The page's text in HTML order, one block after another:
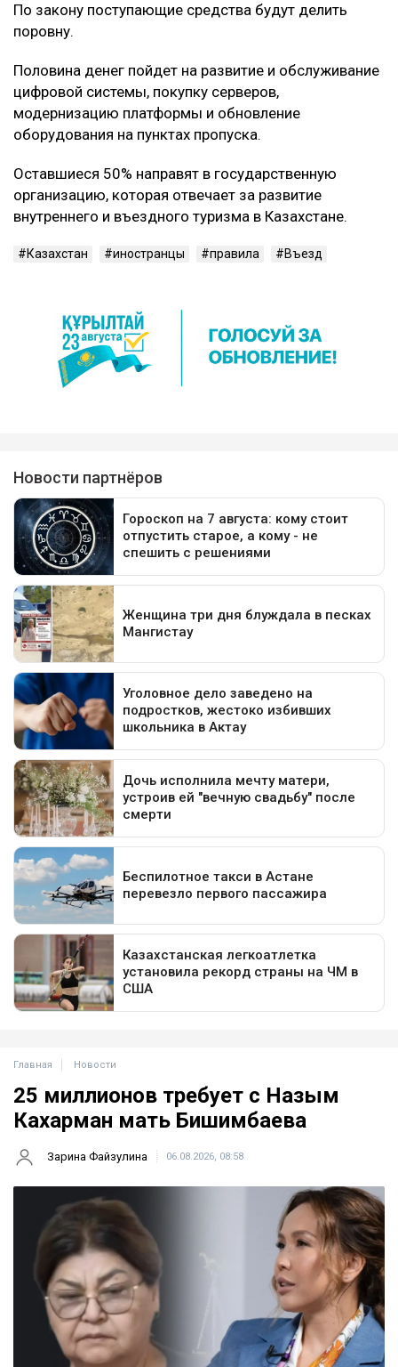
По закону поступающие средства будут делить
поровну.
Половина денег пойдет на развитие и обслуживание
цифровой системы, покупку серверов,
модернизацию платформы и обновление
оборудования на пунктах пропуска.
Оставшиеся 50% направят в государственную
организацию, которая отвечает за развитие
внутреннего и въездного туризма в Казахстане.
Казахстан иностранцы правила Въезд
Главная Новости
25 миллионов требует с Назым
Кахарман мать Бишимбаева
Зарина Файзулина 06.08.2026, 08:58